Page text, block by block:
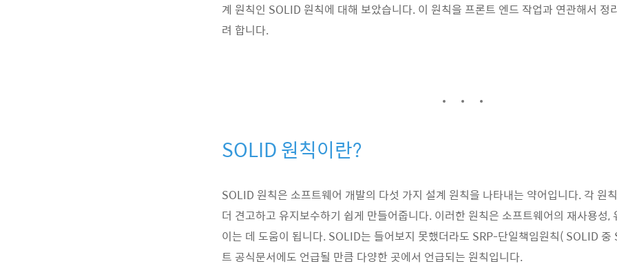
계 원칙인 SOLID 원칙에 대해 보았습니다. 이 원칙을 프론트 엔드 작업과 연관해서 정
려 합니다.
SOLID 원칙이란?
SOLID 원칙은 소프트웨어 개발의 다섯 가지 설계 원칙을 나타내는 약어입니다. 각 원
더 견고하고 유지보수하기 쉽게 만들어줍니다. 이러한 원칙은 소프트웨어의 재사용성,
이는 데 도움이 됩니다. SOLID는 들어보지 못했더라도 SRP-단일책임원칙( SOLID 중
트 공식문서에도 언급될 만큼 다양한 곳에서 언급되는 원칙입니다.